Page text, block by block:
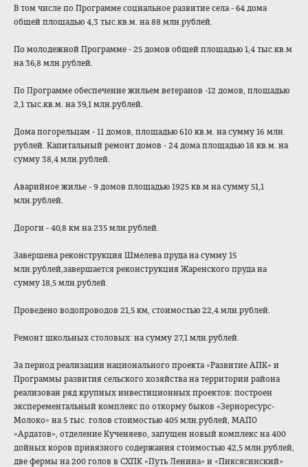
В том числе по Программе социальное развитие села - 64 дома
общей площадью 4,3 тыс.кв.м. на 88 млн.рублей.
По молодежной Программе - 25 домов общей площадью 1,4 тыс.кв.м
на 36,8 млн.рублей.
По Программе обеспечение жильем ветеранов -12 домов, площадью
2,1 тыс.кв.м. на 39,1 млн.рублей.
Дома погорельцам - 11 домов, площадью 610 кв.м. на сумму 16 млн.
рублей. Капитальный ремонт домов - 24 дома площадью 18 кв.м. на
сумму 38,4 млн.рублей.
Аварийное жилье - 9 домов площадью 1925 кв.м на сумму 51,1
млн.рублей.
Дороги - 40,8 км на 235 млн.рублей.
Завершена реконструкция Шмелева пруда на сумму 15
млн.рублей,завершается реконструкция Жаренского пруда на
сумму 18,5 млн.рублей.
Проведено водопроводов 21,5 км, стоимостью 22,4 млн.рублей.
Ремонт школьных столовых: на сумму 27,1 млн.рублей.
За период реализации национального проекта «Развитие АПК» и
Программы развития сельского хозяйства на территории района
реализован ряд крупных инвестиционных проектов: построен
эксперементальный комплекс по откорму быков «Зерноресурс-
Молоко» на 5 тыс. голов стоимостью 405 млн.рублей, МАПО
«Ардатов», отделение Кученяево, запущен новый комплекс на 400
дойных коров привязного содержания стоимостью 42,5 млн.рублей,
две фермы на 200 голов в СХПК «Путь Ленина» и «Пиксясинский»